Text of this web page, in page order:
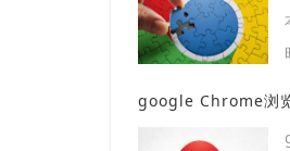
google Chrome浏